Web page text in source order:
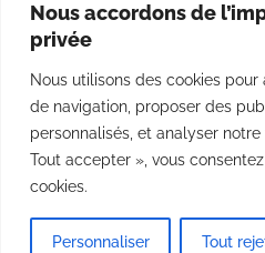
Nous accordons de
privée
Nous utilisons des cookies
de navigation, proposer des
personnalisés, et analyser
Tout accepter », vous
cookies.
Personnaliser Tout
Mentions
Politique
Point